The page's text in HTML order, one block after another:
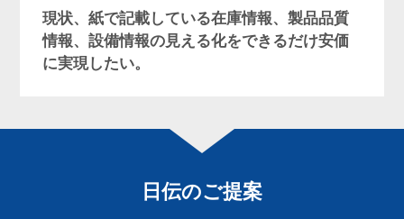
現状、紙で記載している在庫情報、製品品質
情報、設備情報の見える化をできるだけ安価
に実現したい。
日伝のご提案